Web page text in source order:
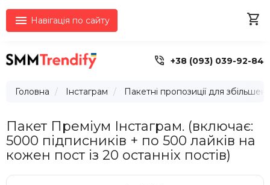
 Навігація по сайту 
 +38 (093) 039-92-84
Головна Інстаграм Пакетні пропозиції для
Пакет Преміум Інстаграм. (включає:
5000 підписників + по 500 лайків на
кожен пост із 20 останніх постів)